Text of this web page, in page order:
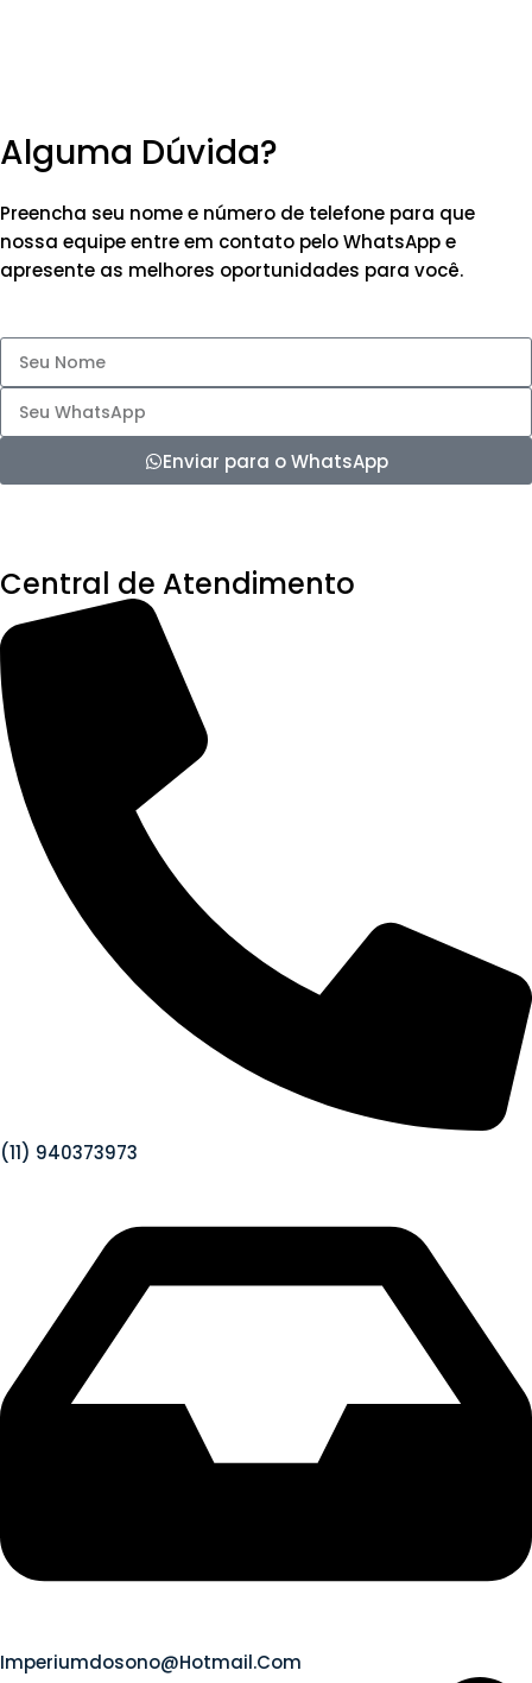
Alguma Dúvida?
Preencha seu nome e número de telefone para que
nossa equipe entre em contato pelo WhatsApp e
apresente as melhores oportunidades para você.
Enviar para o WhatsApp
Central de Atendimento
(11) 940373973
Imperiumdosono@hotmail.com